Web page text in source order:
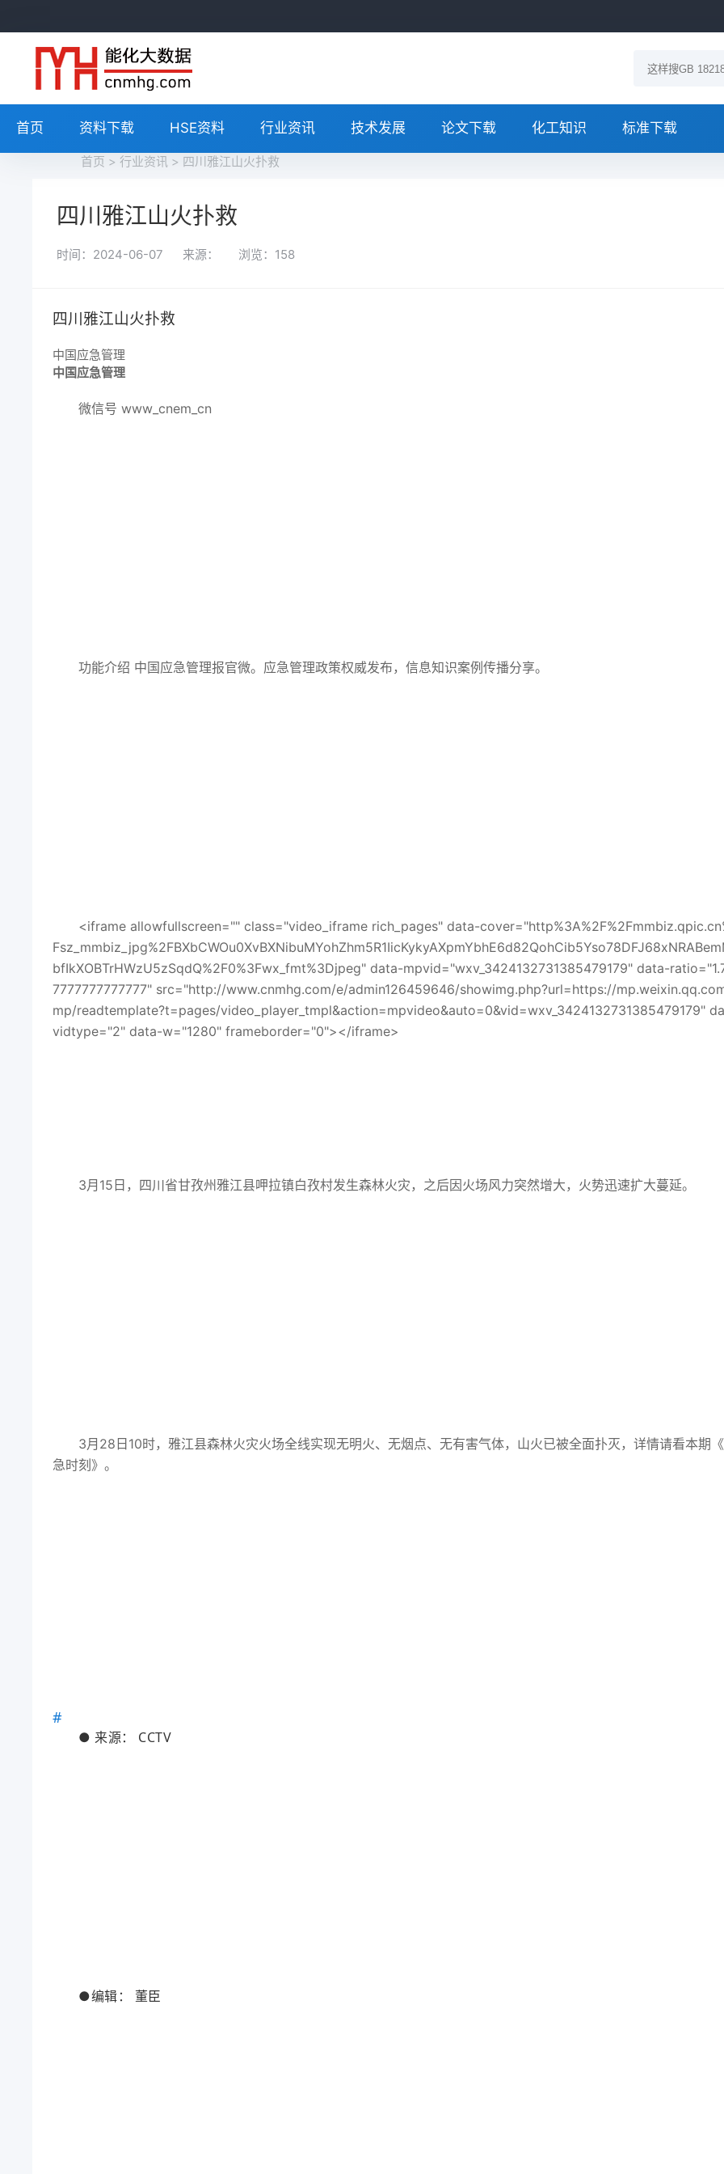
首页 资料下载 HSE资料 行业资讯 技术发展 论文下载 化工知识 标准下载
首页 > 行业资讯 > 四川雅江山火扑救
四川雅江山火扑救
时间：2024-06-07 来源： 浏览： 158
四川雅江山火扑救
中国应急管理
中国应急管理
微信号 www_cnem_cn
功能介绍 中国应急管理报官微。应急管理政策权威发布，信息知识案例传播分享。
<iframe allowfullscreen="" class="video_iframe rich_pages" data-
bfIkXOBTrHWzU5zSqdQ%2F0%3Fwx_fmt%3Djpeg" data-mpvid="wxv_3424132731385479179" data-
7777777777777" src="http://www.cnmhg.com/e/admin126459646/showimg.php?url=https://
mp/readtemplate?t=pages/video_player_tmpl&action=mpvideo&auto=0&vid=wxv_3424132731385479179"
vidtype="2" data-w="1280" frameborder="0"></iframe>
3月15日，四川省甘孜州雅江县呷拉镇白孜村发生森林火灾，之后因火场风力突然增大，火势迅速扩大蔓延。
3月28日10时，雅江县森林火灾火场全线实现无明火、无烟点、无有害气体，山火已被全面扑灭，详情请看本期
急时刻》。
● 来源： CCTV
●编辑： 董臣